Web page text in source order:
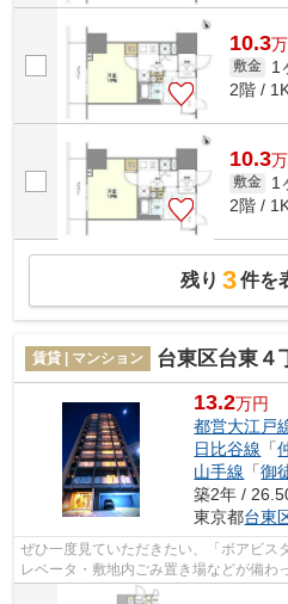
10.3万
敷金 1
2階 /
10.3万
敷金 1
2階 /
残り 3件を
賃貸 | マンション 台東区台東４
13.2万円
都営大江戸
日比谷線 「
山手線 「御
築2年 /
東京都台東
ぜひ一度見ていただきたい、「ボアビス
レベータ・敷地内ごみ置き場などが備わ
備が充実してうれしい、築浅物件です...